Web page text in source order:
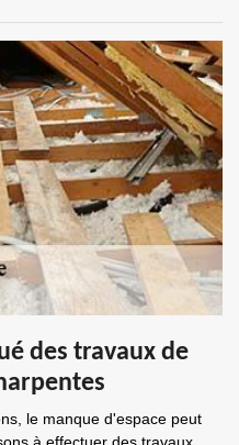
des travaux de
le manque d'espace peut